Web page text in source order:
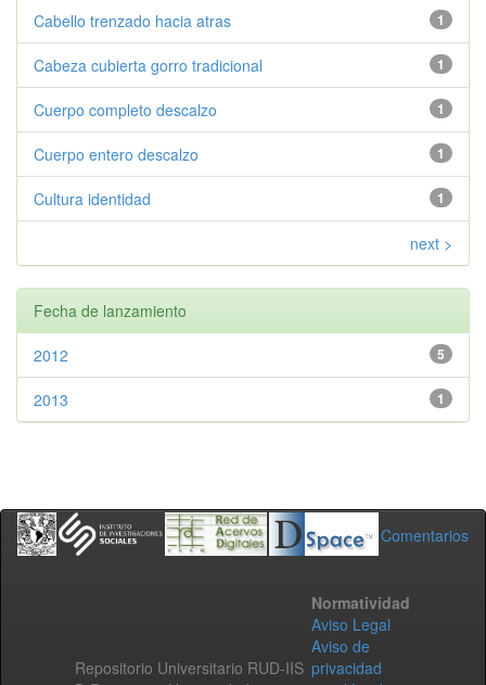
1
Cabello trenzado hacia atras
1
Cabeza cubierta gorro tradicional
1
Cuerpo completo descalzo
1
Cuerpo entero descalzo
1
Cultura identidad
next >
Fecha de lanzamiento
5
2012
1
2013
Comentarios
Repositorio Universitario RUD-IIS
Normatividad
Aviso Legal
Aviso de
privacidad